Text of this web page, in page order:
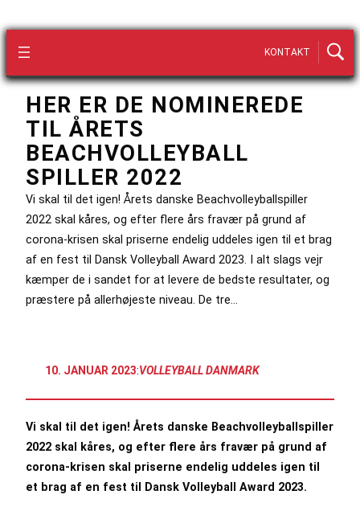
KONTAKT
HER ER DE NOMINEREDE
TIL ÅRETS
BEACHVOLLEYBALL
SPILLER 2022
Vi skal til det igen! Årets danske Beachvolleyballspiller
2022 skal kåres, og efter flere års fravær på grund af
corona-krisen skal priserne endelig uddeles igen til et brag
af en fest til Dansk Volleyball Award 2023. I alt slags vejr
kæmper de i sandet for at levere de bedste resultater, og
præstere på allerhøjeste niveau. De tre…
10. JANUAR 2023:VOLLEYBALL DANMARK
Vi skal til det igen! Årets danske Beachvolleyballspiller
2022 skal kåres, og efter flere års fravær på grund af
corona-krisen skal priserne endelig uddeles igen til
et brag af en fest til Dansk Volleyball Award 2023.